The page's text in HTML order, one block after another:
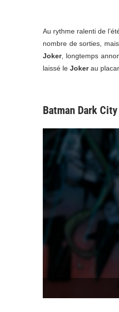
Au rythme ralenti de
nombre de sorties,
Joker, longtemps
laissé le Jokerau
Batman Dark